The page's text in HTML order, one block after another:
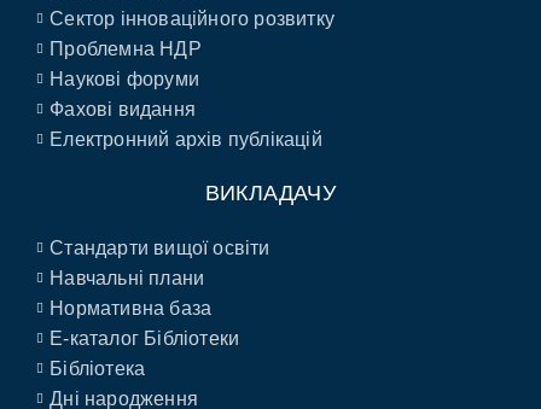
Сектор інноваційного розвитку
Проблемна НДР
Наукові форуми
Фахові видання
Електронний архів публікацій
ВИКЛАДАЧУ
Стандарти вищої освіти
Навчальні плани
Нормативна база
E-каталог Бібліотеки
Бібліотека
Дні народження